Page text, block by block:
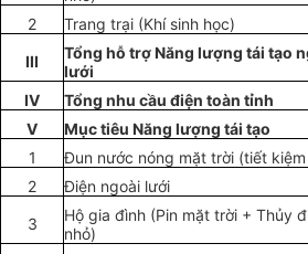
2 Trang trại (Khí sinh học)
III
Tổng hỗ trợ Năng lượng tái tạo
lưới
IV Tổng nhu cầu điện toàn tỉnh
V
Mục tiêu Năng lượng tái tạo
1
Đun nước nóng mặt trời (tiết kiệm
2
Điện ngoài lưới
3
Hộ gia đình (Pin mặt trời + Thủy
nhỏ)